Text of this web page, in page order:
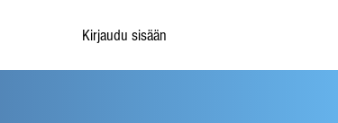
Kirjaudu sisään